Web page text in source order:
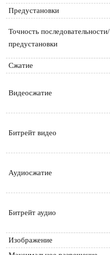
Предустановки
Точность последовательности/
предустановки
Сжатие
Видеосжатие
Битрейт видео
Аудиосжатие
Битрейт аудио
Изображение